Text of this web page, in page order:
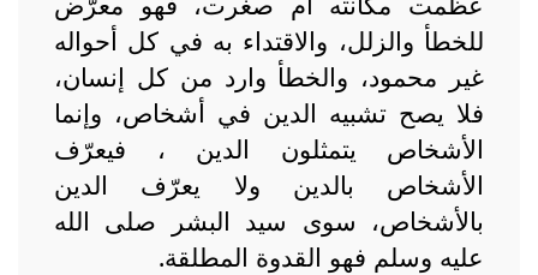
للخطأ والزلل، والاقتداء به في كل أحواله
غير محمود، والخطأ وارد من كل إنسان،
فلا يصح تشبيه الدين في أشخاص، وإنما
الأشخاص يتمثلون الدين ، فيعرّف
الأشخاص بالدين ولا يعرّف الدين
بالأشخاص، سوى سيد البشر صلى الله
عليه وسلم فهو القدوة المطلقة.